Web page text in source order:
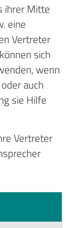
ihrer Mitte
eine
Vertreter
sich
wenn
auch
sie Hilfe
Vertreter